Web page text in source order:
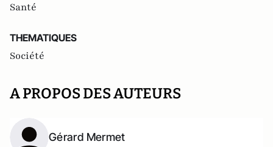
Santé
THEMATIQUES
Société
A PROPOS DES AUTEURS
Gérard Mermet